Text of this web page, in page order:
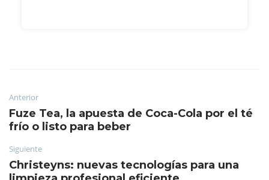
Anterior
Fuze Tea, la apuesta de Coca-Cola por el té
frío o listo para beber
Siguiente
Christeyns: nuevas tecnologías para una